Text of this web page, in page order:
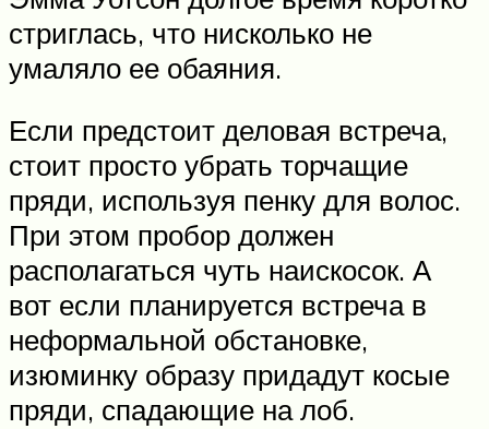
стриглась, что нисколько не
умаляло ее обаяния.
Если предстоит деловая встреча,
стоит просто убрать торчащие
пряди, используя пенку для волос.
При этом пробор должен
располагаться чуть наискосок. А
вот если планируется встреча в
неформальной обстановке,
изюминку образу придадут косые
пряди, спадающие на лоб.